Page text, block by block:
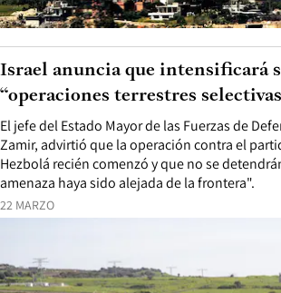
22 MARZO
El jefe del Estado Mayor de las Fuerzas de
Zamir, advirtió que la operación contra el
Hezbolá recién comenzó y que no se
amenaza haya sido alejada de la frontera".
Israel anuncia que intensificará
“operaciones terrestres